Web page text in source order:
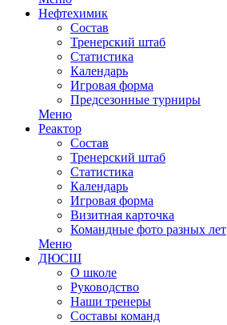
Нефтехимик
Состав
Тренерский штаб
Статистика
Календарь
Игровая форма
Предсезонные турниры
Меню
Реактор
Состав
Тренерский штаб
Статистика
Календарь
Игровая форма
Визитная карточка
Командные фото разных лет
Меню
ДЮСШ
О школе
Руководство
Наши тренеры
Составы команд